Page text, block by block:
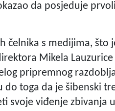
da posjeduje
čelnika s medijima, što
Mikela Lauzurice
pripremnog
do toga da je šibenski
svoje viđenje zbivanja